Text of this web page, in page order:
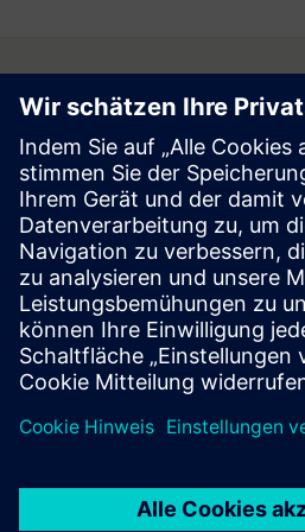
Follow
Press | Company | Siemens
© Siemens 1996 – 2026
Corporate Information
Privacy Notice
Cookie Notice
Digital ID